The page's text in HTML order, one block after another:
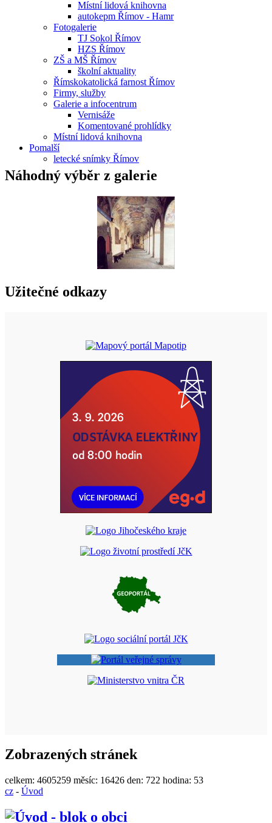
Místní lidová knihovna
autokepm Římov - Hamr
Fotogalerie
TJ Sokol Římov
HZS Římov
ZŠ a MŠ Římov
školní aktuality
Římskokatolická farnost Římov
Firmy, služby
Galerie a infocentrum
Vernisáže
Komentované prohlídky
Místní lidová knihovna
Pomalší
letecké snímky Římov
Náhodný výběr z galerie
Užitečné odkazy
Zobrazených stránek
celkem: 4605259 měsíc: 16426 den: 722 hodina: 53
cz - Úvod